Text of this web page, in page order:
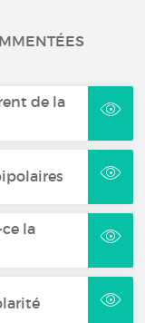
de la
la